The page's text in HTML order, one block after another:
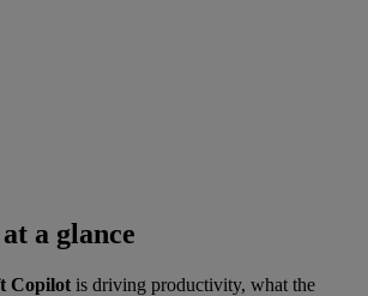
a glance
Copilot is driving productivity, what the